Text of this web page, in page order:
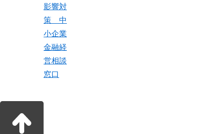
影響対
策 中
小企業
金融経
営相談
窓口